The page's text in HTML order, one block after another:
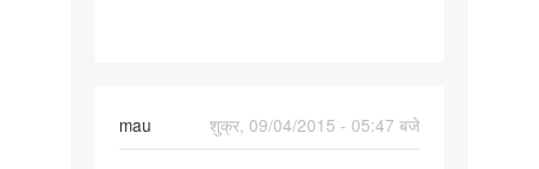
mau
शुक्र, 09/04/2015 - 05:47 बजे